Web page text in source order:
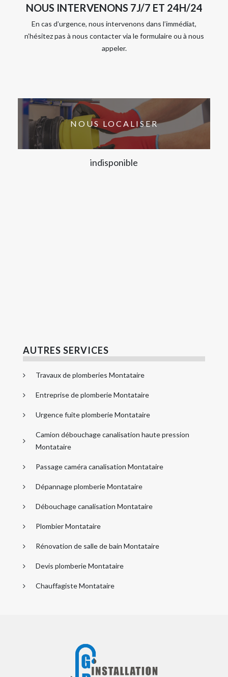
NOUS INTERVENONS 7J/7 ET 24H/24
En cas d’urgence, nous intervenons dans l’immédiat,
n’hésitez pas à nous contacter via le formulaire ou à nous
appeler.
NOUS LOCALISER
indisponible
AUTRES SERVICES
Travaux de plomberies Montataire
Entreprise de plomberie Montataire
Urgence fuite plomberie Montataire
Camion débouchage canalisation haute pression
Montataire
Passage caméra canalisation Montataire
Dépannage plomberie Montataire
Débouchage canalisation Montataire
Plombier Montataire
Rénovation de salle de bain Montataire
Devis plomberie Montataire
Chauffagiste Montataire